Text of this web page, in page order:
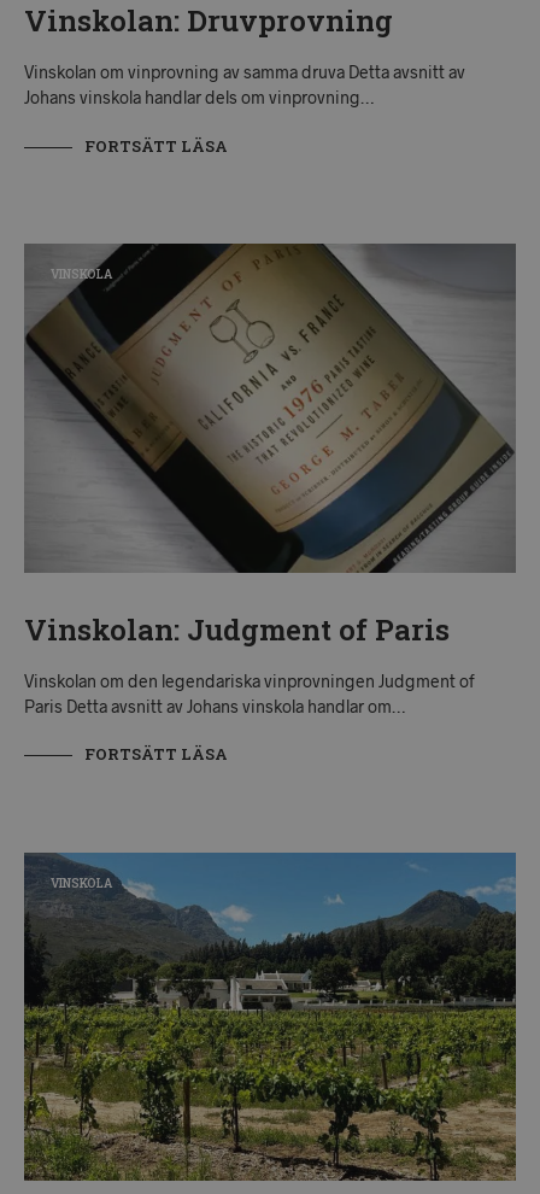
Vinskolan: Druvprovning
Vinskolan om vinprovning av samma druva Detta avsnitt av
Johans vinskola handlar dels om vinprovning…
FORTSÄTT LÄSA
VINSKOLA
Vinskolan: Judgment of Paris
Vinskolan om den legendariska vinprovningen Judgment of
Paris Detta avsnitt av Johans vinskola handlar om…
FORTSÄTT LÄSA
VINSKOLA